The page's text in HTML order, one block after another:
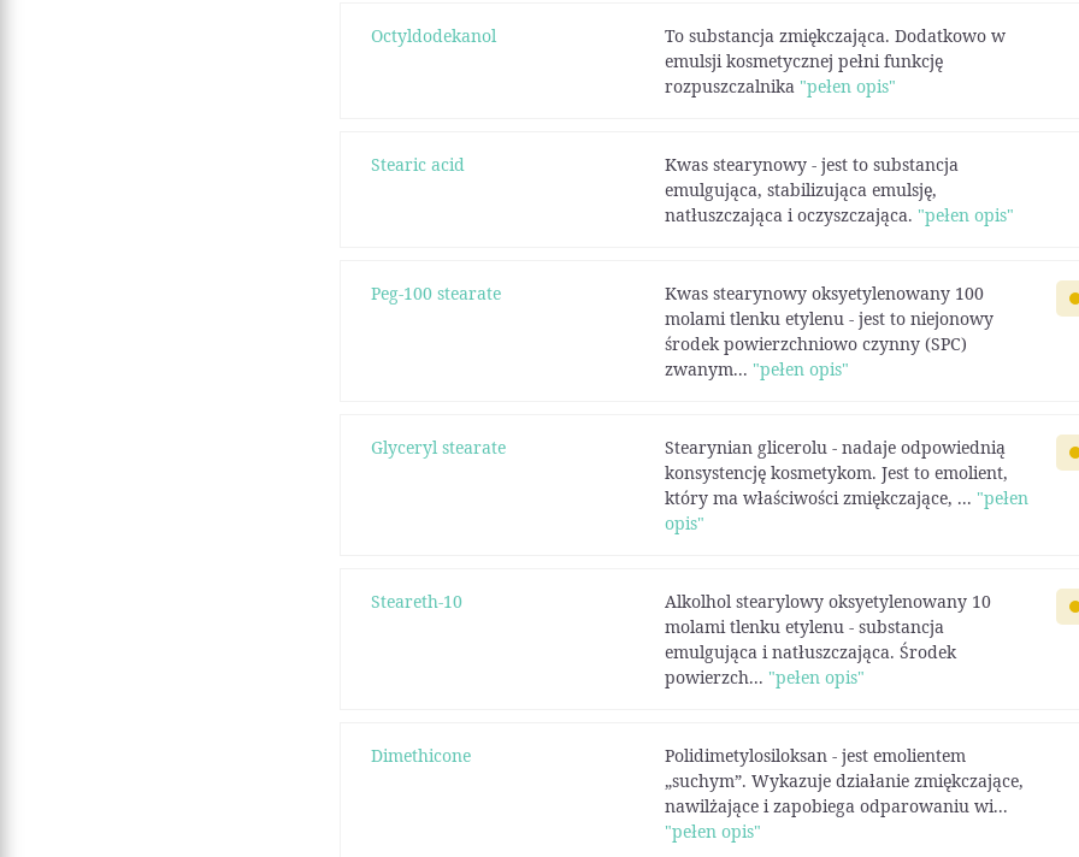
Octyldodekanol
To substancja zmiękczająca. Dodatkowo w
emulsji kosmetycznej pełni funkcję
rozpuszczalnika "pełen opis"
Stearic acid
Kwas stearynowy - jest to substancja
emulgująca, stabilizująca emulsję,
natłuszczająca i oczyszczająca. "pełen opis"
Peg-100 stearate
Kwas stearynowy oksyetylenowany 100
molami tlenku etylenu - jest to niejonowy
środek powierzchniowo czynny (SPC)
zwanym... "pełen opis"
Glyceryl stearate
Stearynian glicerolu - nadaje odpowiednią
konsystencję kosmetykom. Jest to emolient,
który ma właściwości zmiękczające, ... "pełen
opis"
Steareth-10
Alkolhol stearylowy oksyetylenowany 10
molami tlenku etylenu - substancja
emulgująca i natłuszczająca. Środek
powierzch... "pełen opis"
Dimethicone
Polidimetylosiloksan - jest emolientem
„suchym”. Wykazuje działanie zmiękczające,
nawilżające i zapobiega odparowaniu wi...
"pełen opis"